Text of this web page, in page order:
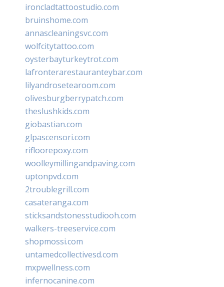
ironcladtattoostudio.com
bruinshome.com
annascleaningsvc.com
wolfcitytattoo.com
oysterbayturkeytrot.com
lafronterarestauranteybar.com
lilyandrosetearoom.com
olivesburgberrypatch.com
theslushkids.com
giobastian.com
glpascensori.com
rifloorepoxy.com
woolleymillingandpaving.com
uptonpvd.com
2troublegrill.com
casateranga.com
sticksandstonesstudiooh.com
walkers-treeservice.com
shopmossi.com
untamedcollectivesd.com
mxpwellness.com
infernocanine.com